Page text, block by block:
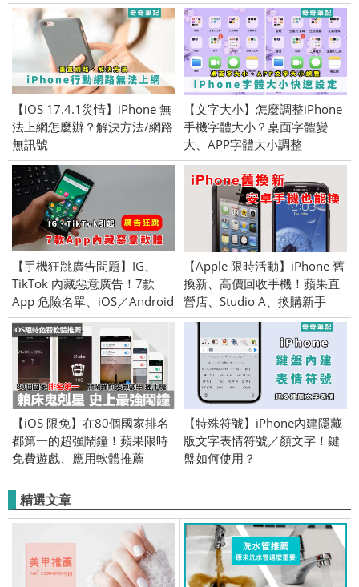
(iPhone／iPad) 意事項
【iOS 17.4.1災情】iPhone 無
法上網怎麼辦？解決方法/網路
無訊號
【文字大小】怎麼調整iPhone
手機字體大小？桌面字體變
大、APP字體大小調整
【手機狂跳廣告問題】IG、
TikTok 內藏惡意廣告！7款
App 危險名單、iOS／Android
【Apple 限時活動】iPhone 舊
換新、高價回收手機！蘋果直
營店、Studio A、換購新手
機、安卓手機
【iOS 限免】在80個國家排名
都第一的超強鬧鐘！蘋果限時
免費遊戲、應用軟體推薦
【特殊符號】iPhone內建隱藏
版文字表情符號／顏文字！鍵
盤如何使用？
精選文章